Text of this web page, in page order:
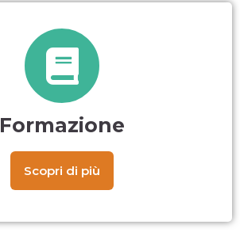
Formazione
Scopri di più